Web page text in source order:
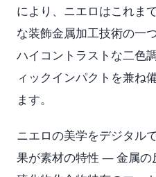
により、ニエロはこれま
な装飾金属加工技術の一
ハイコントラストな二色
ィックインパクトを兼ね
ます。
ニエロの美学をデジタル
果が素材の特性 — 金属の